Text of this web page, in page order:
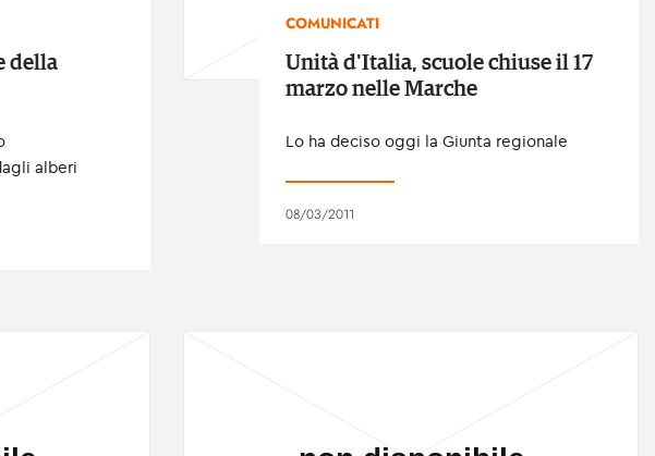
della
alberi
COMUNICATI
Unità d'Italia, scuole chiuse il 17
marzo nelle Marche
Lo ha deciso oggi la Giunta regionale
08/03/2011